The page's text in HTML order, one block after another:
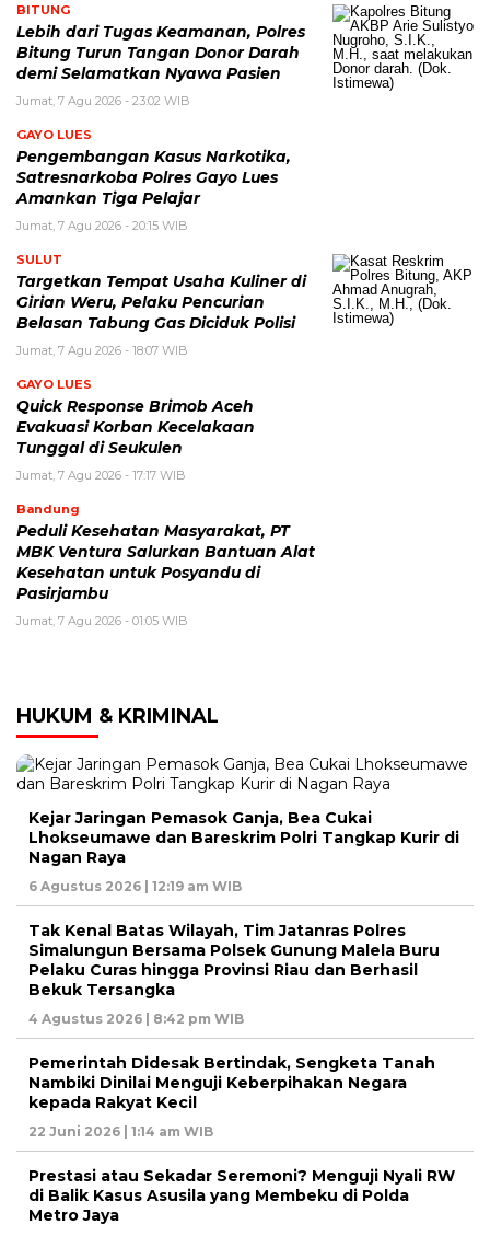
BITUNG
Lebih dari Tugas Keamanan, Polres
Bitung Turun Tangan Donor Darah
demi Selamatkan Nyawa Pasien
Jumat, 7 Agu 2026 - 23:02 WIB
GAYO LUES
Pengembangan Kasus Narkotika,
Satresnarkoba Polres Gayo Lues
Amankan Tiga Pelajar
Jumat, 7 Agu 2026 - 20:15 WIB
SULUT
Targetkan Tempat Usaha Kuliner di
Girian Weru, Pelaku Pencurian
Belasan Tabung Gas Diciduk Polisi
Jumat, 7 Agu 2026 - 18:07 WIB
GAYO LUES
Quick Response Brimob Aceh
Evakuasi Korban Kecelakaan
Tunggal di Seukulen
Jumat, 7 Agu 2026 - 17:17 WIB
Bandung
Peduli Kesehatan Masyarakat, PT
MBK Ventura Salurkan Bantuan Alat
Kesehatan untuk Posyandu di
Pasirjambu
Jumat, 7 Agu 2026 - 01:05 WIB
HUKUM & KRIMINAL
Kejar Jaringan Pemasok Ganja, Bea Cukai
Lhokseumawe dan Bareskrim Polri Tangkap Kurir di
Nagan Raya
6 Agustus 2026 | 12:19 am WIB
Tak Kenal Batas Wilayah, Tim Jatanras Polres
Simalungun Bersama Polsek Gunung Malela Buru
Pelaku Curas hingga Provinsi Riau dan Berhasil
Bekuk Tersangka
4 Agustus 2026 | 8:42 pm WIB
Pemerintah Didesak Bertindak, Sengketa Tanah
Nambiki Dinilai Menguji Keberpihakan Negara
kepada Rakyat Kecil
22 Juni 2026 | 1:14 am WIB
Prestasi atau Sekadar Seremoni? Menguji Nyali RW
di Balik Kasus Asusila yang Membeku di Polda
Metro Jaya